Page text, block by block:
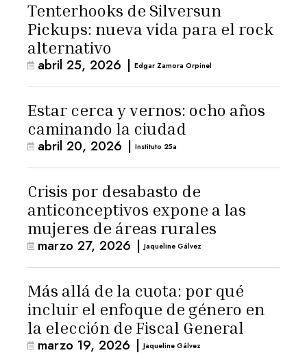
Tenterhooks de Silversun
Pickups: nueva vida para el rock
alternativo
abril 25, 2026 | Edgar Zamora Orpinel
Estar cerca y vernos: ocho años
caminando la ciudad
abril 20, 2026 | Instituto 25a
Crisis por desabasto de
anticonceptivos expone a las
mujeres de áreas rurales
marzo 27, 2026 | Jaqueline Gálvez
Más allá de la cuota: por qué
incluir el enfoque de género en
la elección de Fiscal General
marzo 19, 2026 | Jaqueline Gálvez